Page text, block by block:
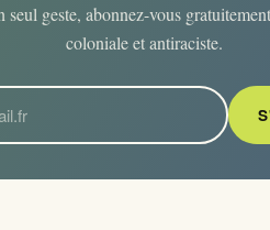
seul geste, abonnez-vous
coloniale et antiraciste.